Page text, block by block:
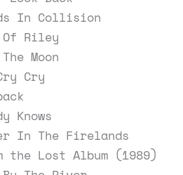
In Collision
Riley
Moon
Cry
Knows
In The Firelands
the Lost Album (1989)